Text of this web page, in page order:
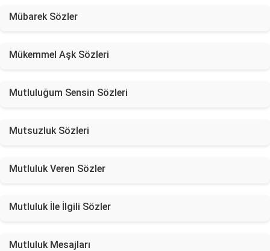
Mübarek Sözler
Mükemmel Aşk Sözleri
Mutluluğum Sensin Sözleri
Mutsuzluk Sözleri
Mutluluk Veren Sözler
Mutluluk İle İlgili Sözler
Mutluluk Mesajları